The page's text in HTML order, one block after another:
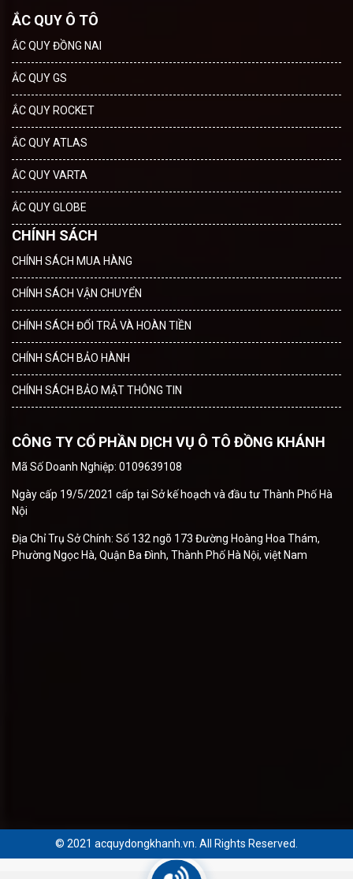
ẮC QUY Ô TÔ
ẮC QUY ĐỒNG NAI
ẮC QUY GS
ẮC QUY ROCKET
ẮC QUY ATLAS
ẮC QUY VARTA
ẮC QUY GLOBE
CHÍNH SÁCH
CHÍNH SÁCH MUA HÀNG
CHÍNH SÁCH VẬN CHUYỂN
CHÍNH SÁCH ĐỔI TRẢ VÀ HOÀN TIỀN
CHÍNH SÁCH BẢO HÀNH
CHÍNH SÁCH BẢO MẬT THÔNG TIN
CÔNG TY CỔ PHẦN DỊCH VỤ Ô TÔ ĐỒNG KHÁNH
Mã Số Doanh Nghiệp: 0109639108
Ngày cấp 19/5/2021 cấp tại Sở kế hoạch và đầu tư Thành Phố Hà
Nội
Địa Chỉ Trụ Sở Chính: Số 132 ngõ 173 Đường Hoàng Hoa Thám,
Phường Ngọc Hà, Quận Ba Đình, Thành Phố Hà Nội, việt Nam
© 2021 acquydongkhanh.vn. All Rights Reserved.